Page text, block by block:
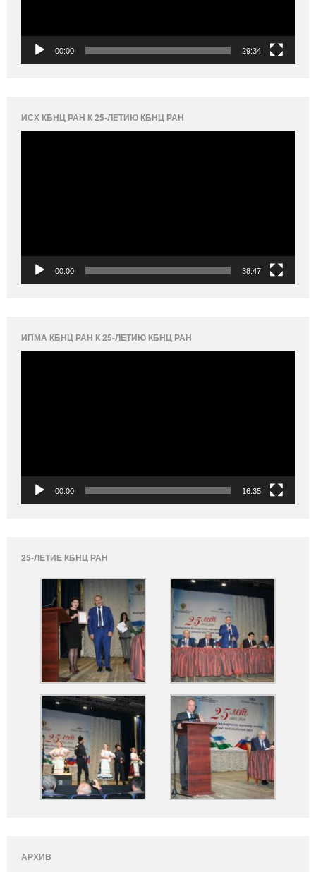
00:00 29:34
ИСХ КБНЦ РАН К 25-ЛЕТИЮ КБНЦ РАН
00:00 38:47
ИПМА КБНЦ РАН К 25-ЛЕТИЮ КБНЦ РАН
00:00 16:35
25-ЛЕТИЕ КБНЦ РАН
АРХИВ